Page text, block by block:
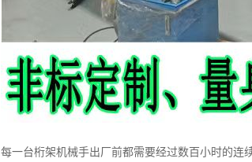
每一台桁架机械手出厂前都需要经过数百小时的连